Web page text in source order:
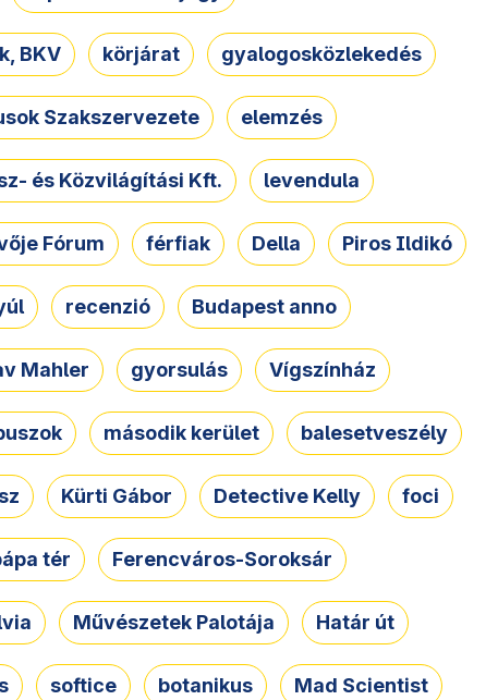
BKV körjárat gyalogosközlekedés
Szakszervezete elemzés
és Közvilágítási Kft. levendula
Fórum férfiak Della Piros Ildikó
recenzió Budapest anno
Mahler gyorsulás Vígszínház
második kerület balesetveszély
Kürti Gábor Detective Kelly foci
tér Ferencváros-Soroksár
Művészetek Palotája Határ út
softice botanikus Mad Scientist